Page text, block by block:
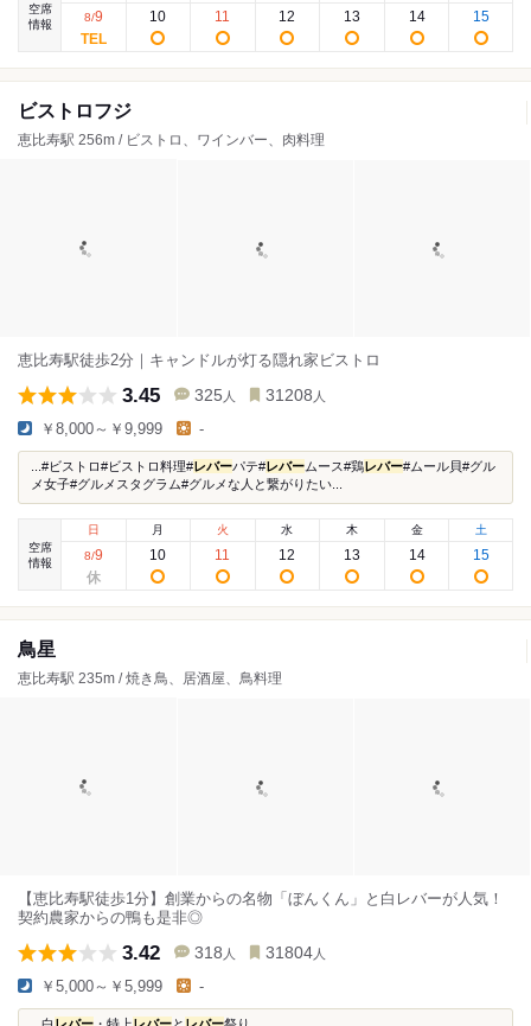
空席
情報
8/9 10 11 12 13 14 15
ビストロフジ
恵比寿駅 256m / ビストロ、ワインバー、肉料理
恵比寿駅徒歩2分｜キャンドルが灯る隠れ家ビストロ
3.45 325 人 31208 人
￥8,000～￥9,999 -
...#ビストロ#ビストロ料理# レバーパテ# レバームース#鶏 レバー#ムール貝#グル
メ女子#グルメスタグラム#グルメな人と繋がりたい...
空席
情報
日
8/9
月
10
火
11
水
12
木
13
金
14
土
15
鳥星
恵比寿駅 235m / 焼き鳥、居酒屋、鳥料理
【恵比寿駅徒歩1分】創業からの名物「ぼんくん」と白レバーが人気！
契約農家からの鴨も是非◎
3.42 318 人 31804 人
￥5,000～￥5,999 -